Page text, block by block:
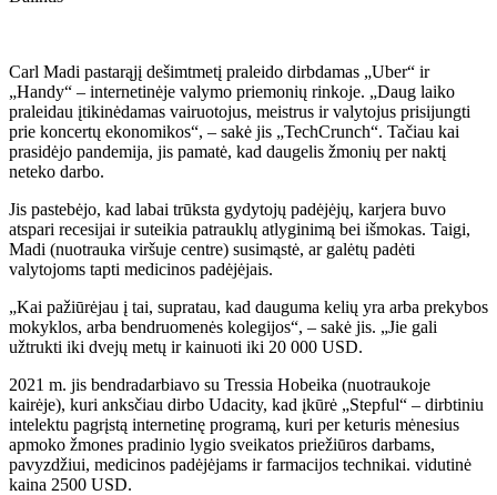
Carl Madi pastarąjį dešimtmetį praleido dirbdamas „Uber“ ir
„Handy“ – internetinėje valymo priemonių rinkoje. „Daug laiko
praleidau įtikinėdamas vairuotojus, meistrus ir valytojus prisijungti
prie koncertų ekonomikos“, – sakė jis „TechCrunch“. Tačiau kai
prasidėjo pandemija, jis pamatė, kad daugelis žmonių per naktį
neteko darbo.
Jis pastebėjo, kad labai trūksta gydytojų padėjėjų, karjera buvo
atspari recesijai ir suteikia patrauklų atlyginimą bei išmokas. Taigi,
Madi (nuotrauka viršuje centre) susimąstė, ar galėtų padėti
valytojoms tapti medicinos padėjėjais.
„Kai pažiūrėjau į tai, supratau, kad dauguma kelių yra arba prekybos
mokyklos, arba bendruomenės kolegijos“, – sakė jis. „Jie gali
užtrukti iki dvejų metų ir kainuoti iki 20 000 USD.
2021 m. jis bendradarbiavo su Tressia Hobeika (nuotraukoje
kairėje), kuri anksčiau dirbo Udacity, kad įkūrė „Stepful“ – dirbtiniu
intelektu pagrįstą internetinę programą, kuri per keturis mėnesius
apmoko žmones pradinio lygio sveikatos priežiūros darbams,
pavyzdžiui, medicinos padėjėjams ir farmacijos technikai. vidutinė
kaina 2500 USD.